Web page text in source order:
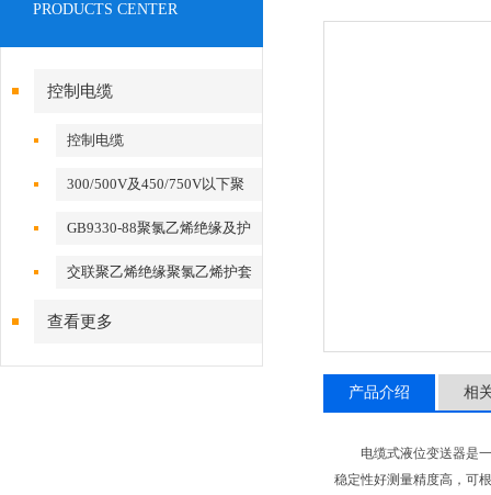
PRODUCTS CENTER
控制电缆
控制电缆
KVV,KVVR,KVVRP,KVV22,KVV32,KVVP2-
300/500V及450/750V以下聚
氯乙烯绝缘（屏蔽）电缆（电
GB9330-88聚氯乙烯绝缘及护
套控制电缆
交联聚乙烯绝缘聚氯乙烯护套
查看更多
产品介绍 相
电缆式液位变送器是一
稳定性好测量精度高，可